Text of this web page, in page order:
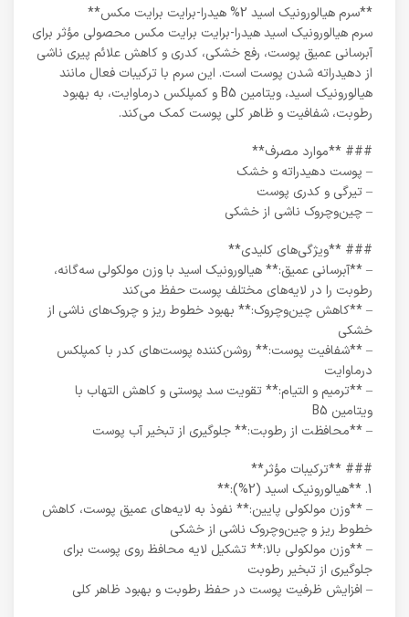
**سرم هیالورونیک اسید 2% هیدرا-برایت برایت مکس**
سرم هیالورونیک اسید هیدرا-برایت برایت مکس محصولی مؤثر برای
آبرسانی عمیق پوست، رفع خشکی، کدری و کاهش علائم پیری ناشی
از دهیدراته شدن پوست است. این سرم با ترکیبات فعال مانند
هیالورونیک اسید، ویتامین B5 و کمپلکس درماوایت، به بهبود
رطوبت، شفافیت و ظاهر کلی پوست کمک می‌کند.
### **موارد مصرف**
– پوست دهیدراته و خشک
– تیرگی و کدری پوست
– چین‌وچروک ناشی از خشکی
### **ویژگی‌های کلیدی**
– **آبرسانی عمیق:** هیالورونیک اسید با وزن مولکولی سه‌گانه،
رطوبت را در لایه‌های مختلف پوست حفظ می‌کند
– **کاهش چین‌وچروک:** بهبود خطوط ریز و چروک‌های ناشی از
خشکی
– **شفافیت پوست:** روشن‌کننده پوست‌های کدر با کمپلکس
درماوایت
– **ترمیم و التیام:** تقویت سد پوستی و کاهش التهاب با
ویتامین B5
– **محافظت از رطوبت:** جلوگیری از تبخیر آب پوست
### **ترکیبات مؤثر**
1. **هیالورونیک اسید (2%):**
– **وزن مولکولی پایین:** نفوذ به لایه‌های عمیق پوست، کاهش
خطوط ریز و چین‌وچروک ناشی از خشکی
– **وزن مولکولی بالا:** تشکیل لایه محافظ روی پوست برای
جلوگیری از تبخیر رطوبت
– افزایش ظرفیت پوست در حفظ رطوبت و بهبود ظاهر کلی